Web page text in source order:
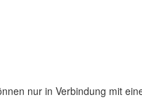
nur in Verbindung mit